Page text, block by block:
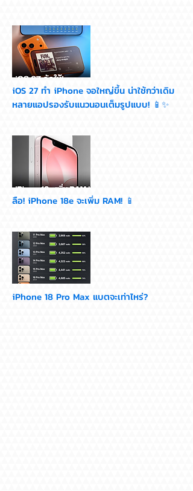
iOS 27 ทำ iPhone จอใหญ่ขึ้น น่าใช้กว่าเดิม
หลายแอปรองรับแนวนอนเต็มรูปแบบ! 📱✨
ลือ! iPhone 18e จะเพิ่ม RAM! 📱
iPhone 18 Pro Max แบตจะเท่าไหร่?